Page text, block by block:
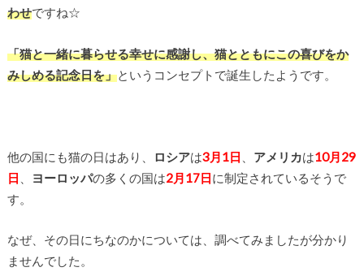
わせですね☆
「猫と一緒に暮らせる幸せに感謝し、猫とともにこの喜びをか
みしめる記念日を」というコンセプトで誕生したようです。
他の国にも猫の日はあり、 ロシアは3月1日 アメリカは10月29
日
ヨーロッパの多くの国は2月17日に制定されているそうで
す。
なぜ、その日にちなのかについては、調べてみましたが分かり
ませんでした。